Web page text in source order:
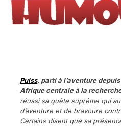
Puiss, parti à l’aventure
Afrique centrale à la
réussi sa quête suprême qui
d’aventure et de bravoure
Certains disent que sa